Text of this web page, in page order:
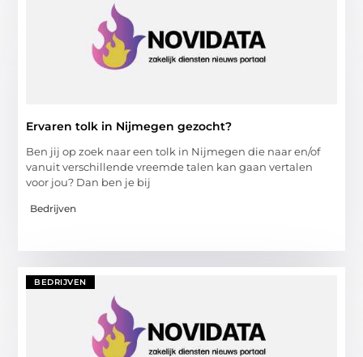
Ervaren tolk in Nijmegen gezocht?
Ben jij op zoek naar een tolk in Nijmegen die naar en/of
vanuit verschillende vreemde talen kan gaan vertalen
voor jou? Dan ben je bij
Bedrijven
BEDRIJVEN